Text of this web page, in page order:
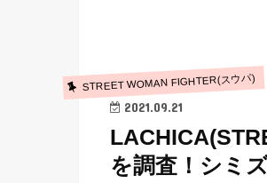
STREET WOMAN FIGHTER(スウパ)
2021.09.21
を調査！シミ